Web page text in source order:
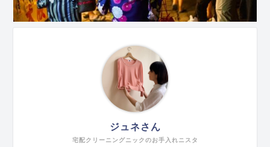
ジュネさん
宅配クリーニングニックのお手入れニスタ